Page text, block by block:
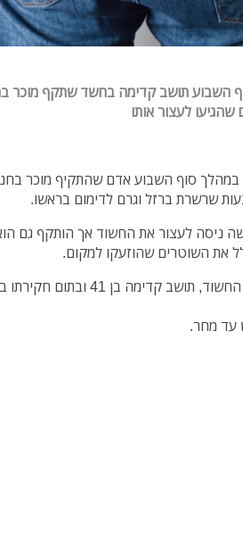
השבוע תושב קדימה בחשד שתקף מוכר
לעצור אותו
סוף השבוע אדם שהתקיף מוכר
שרשרת ברזל וגרם לדימום בראשו.
ניסה לעצור את החשוד אך הותקף גם
את השוטרים שהוזעקו למקום.
לבסוף, השוטרים עצרו את החשוד,
עד מחר.